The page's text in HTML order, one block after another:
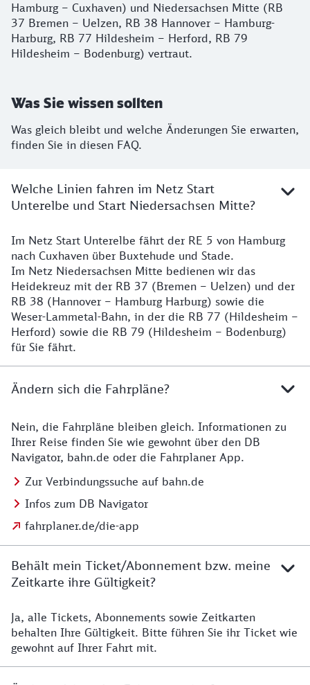
Hamburg – Cuxhaven) und Niedersachsen Mitte (RB
37 Bremen – Uelzen, RB 38 Hannover – Hamburg-
Harburg, RB 77 Hildesheim – Herford, RB 79
Hildesheim – Bodenburg) vertraut.
Was Sie wissen sollten
Was gleich bleibt und welche Änderungen Sie erwarten,
finden Sie in diesen FAQ.
Welche Linien fahren im Netz Start
Unterelbe und Start Niedersachsen Mitte?
Details
Im Netz Start Unterelbe fährt der RE 5 von Hamburg
nach Cuxhaven über Buxtehude und Stade.
Im Netz Niedersachsen Mitte bedienen wir das
Heidekreuz mit der RB 37 (Bremen – Uelzen) und der
RB 38 (Hannover – Hamburg Harburg) sowie die
Weser-Lammetal-Bahn, in der die RB 77 (Hildesheim –
Herford) sowie die RB 79 (Hildesheim – Bodenburg)
für Sie fährt.
Ändern sich die Fahrpläne?
Details zu den Fahrplänen
Nein, die Fahrpläne bleiben gleich. Informationen zu
Ihrer Reise finden Sie wie gewohnt über den DB
Navigator, bahn.de oder die Fahrplaner App.
Zur Verbindungssuche auf bahn.de
Infos zum DB Navigator
fahrplaner.de/die-app
Behält mein Ticket/Abonnement bzw. meine
Zeitkarte ihre Gültigkeit?
Details zur Zeitkarte
Ja, alle Tickets, Abonnements sowie Zeitkarten
behalten Ihre Gültigkeit. Bitte führen Sie ihr Ticket wie
gewohnt auf Ihrer Fahrt mit.